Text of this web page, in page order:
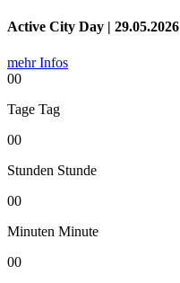
Active City Day | 29.05.2026
mehr Infos
00
Tage Tag
00
Stunden Stunde
00
Minuten Minute
00